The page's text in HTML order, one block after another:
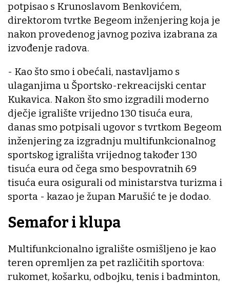
potpisao s Krunoslavom Benkovićem,
direktorom tvrtke Begeom inženjering koja je
nakon provedenog javnog poziva izabrana za
izvođenje radova.
- Kao što smo i obećali, nastavljamo s
ulaganjima u Športsko-rekreacijski centar
Kukavica. Nakon što smo izgradili moderno
dječje igralište vrijedno 130 tisuća eura,
danas smo potpisali ugovor s tvrtkom Begeom
inženjering za izgradnju multifunkcionalnog
sportskog igrališta vrijednog također 130
tisuća eura od čega smo bespovratnih 69
tisuća eura osigurali od ministarstva turizma i
sporta - kazao je župan Marušić te je dodao.
Semafor i klupa
Multifunkcionalno igralište osmišljeno je kao
teren opremljen za pet različitih sportova:
rukomet, košarku, odbojku, tenis i badminton,